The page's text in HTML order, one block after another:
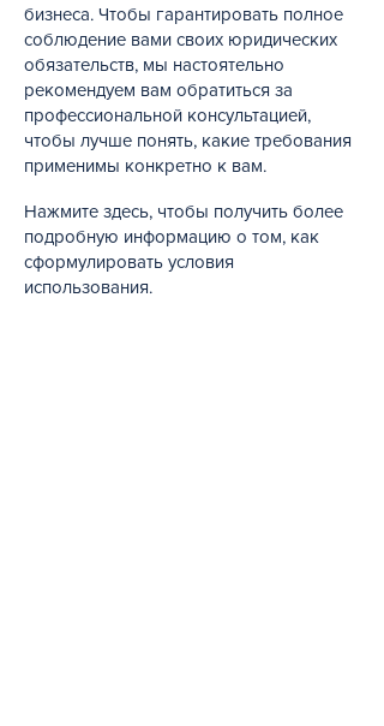
бизнеса. Чтобы гарантировать полное
соблюдение вами своих юридических
обязательств, мы настоятельно
рекомендуем вам обратиться за
профессиональной консультацией,
чтобы лучше понять, какие требования
применимы конкретно к вам.
Нажмите здесь, чтобы получить более
подробную информацию о том, как
сформулировать условия
использования.​